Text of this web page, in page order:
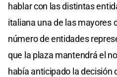
hablar con las distintas
italiana una de las mayores
número de entidades
que la plaza mantendrá el
había anticipado la decisión